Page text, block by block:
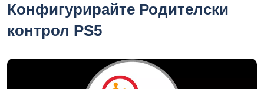
Конфигурирайте Родителски
контрол PS5